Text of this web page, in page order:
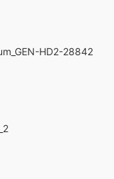
HD2-28842